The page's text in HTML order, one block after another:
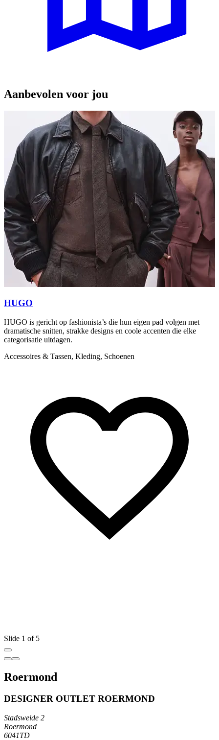
Aanbevolen voor jou
HUGO
HUGO is gericht op fashionista’s die hun eigen pad volgen met
dramatische snitten, strakke designs en coole accenten die elke
categorisatie uitdagen.
Accessoires & Tassen, Kleding, Schoenen
Slide 1 of 5
Roermond
DESIGNER OUTLET ROERMOND
Stadsweide 2
Roermond
6041TD